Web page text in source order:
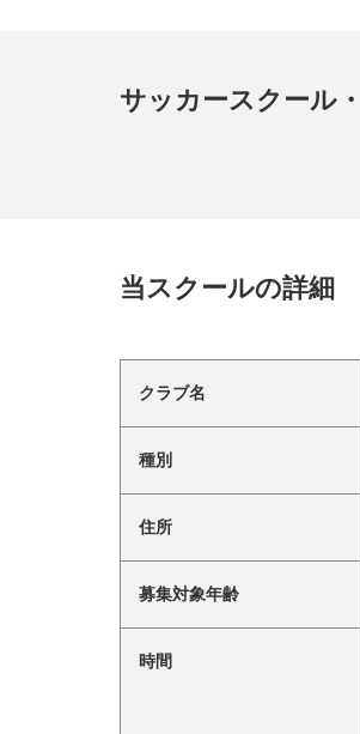
サッカースクール
当スクールの詳細
クラブ名
種別
住所
募集対象年齢
時間